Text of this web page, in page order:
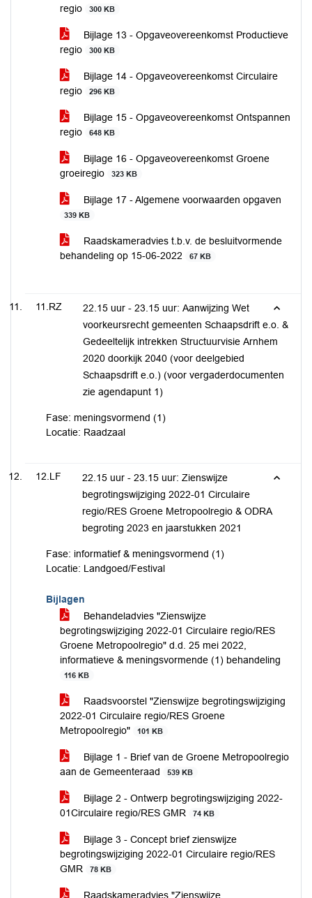
regio
300 KB
Bijlage 13 - Opgaveovereenkomst Productieve
regio
300 KB
Bijlage 14 - Opgaveovereenkomst Circulaire
regio
296 KB
Bijlage 15 - Opgaveovereenkomst Ontspannen
regio
648 KB
Bijlage 16 - Opgaveovereenkomst Groene
groeiregio
323 KB
Bijlage 17 - Algemene voorwaarden opgaven
339 KB
Raadskameradvies t.b.v. de besluitvormende
behandeling op 15-06-2022
67 KB
11.RZ
22.15 uur - 23.15 uur: Aanwijzing Wet
voorkeursrecht gemeenten Schaapsdrift e.o. &
Gedeeltelijk intrekken Structuurvisie Arnhem
2020 doorkijk 2040 (voor deelgebied
Schaapsdrift e.o.) (voor vergaderdocumenten
zie agendapunt 1)
Fase: meningsvormend (1)
Locatie: Raadzaal
12.LF
22.15 uur - 23.15 uur: Zienswijze
begrotingswijziging 2022-01 Circulaire
regio/RES Groene Metropoolregio & ODRA
begroting 2023 en jaarstukken 2021
Fase: informatief & meningsvormend (1)
Locatie: Landgoed/Festival
Bijlagen
Behandeladvies "Zienswijze
begrotingswijziging 2022-01 Circulaire regio/RES
Groene Metropoolregio" d.d. 25 mei 2022,
informatieve & meningsvormende (1) behandeling
116 KB
Raadsvoorstel "Zienswijze begrotingswijziging
2022-01 Circulaire regio/RES Groene
Metropoolregio"
101 KB
Bijlage 1 - Brief van de Groene Metropoolregio
aan de Gemeenteraad
539 KB
Bijlage 2 - Ontwerp begrotingswijziging 2022-
01Circulaire regio/RES GMR
74 KB
Bijlage 3 - Concept brief zienswijze
begrotingswijziging 2022-01 Circulaire regio/RES
GMR
78 KB
Raadskameradvies "Zienswijze